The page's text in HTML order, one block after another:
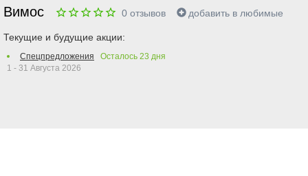
Вимос 0 отзывов добавить в любимые
Текущие и будущие акции:
Спецпредложения Осталось 23 дня
1 - 31 Августа 2026